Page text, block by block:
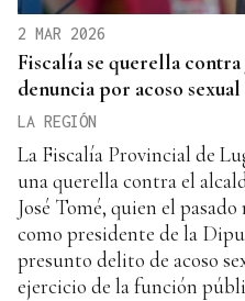
2 MAR 2026
Fiscalía se querella
denuncia por acoso sexual
LA REGIÓN
La Fiscalía Provincial de
una querella contra el
José Tomé, quien el
como presidente de la
presunto delito de acoso
ejercicio de la función